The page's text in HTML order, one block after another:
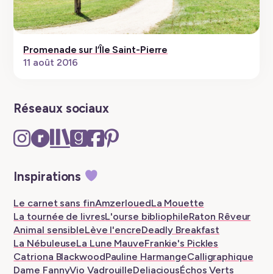
Promenade sur l’Île Saint-Pierre
11 août 2016
Réseaux sociaux
Instagram
–
tab
Ravelry
–
tab
The
Storygraph
New
tab
Goodreads
–
tab
Facebook
–
Pinterest
Inspirations
Le carnet sans finAmzerlouedLa Mouette
La tournée de livresL'ourse bibliophileRaton Rêveur
Animal sensibleLève l'encreDeadly Breakfast
La NébuleuseLa Lune MauveFrankie's Pickles
Catriona BlackwoodPauline HarmangeCalligraphique
Dame FannyVio VadrouilleDeliaciousÉchos Verts